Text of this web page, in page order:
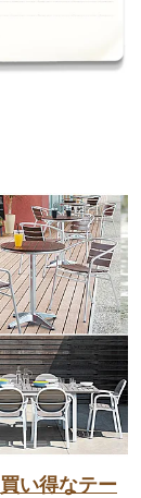
い得なテー